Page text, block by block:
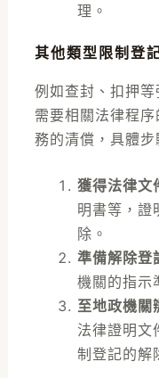
理。
其他類型限制登
例如查封、扣押
需要相關法律程
務的清償，具體步
獲得法律文
明書等，證
除。
準備解除登
機關的指示
至地政機關
法律證明文
制登記的解